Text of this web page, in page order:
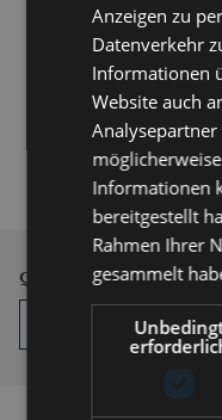
Prices
Quantity
Anzeigen zu
Datenverkehr
Informationen
Website auch
Informationen
bereitgestellt
Rahmen Ihrer
gesammelt